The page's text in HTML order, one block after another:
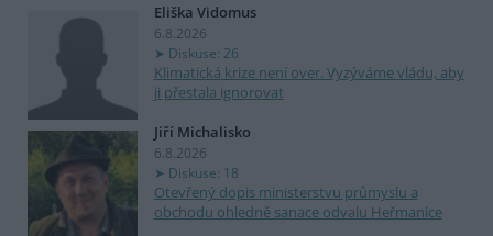
Eliška Vidomus
6.8.2026
Diskuse: 26
Klimatická krize není over. Vyzýváme vládu, aby
ji přestala ignorovat
Jiří Michalisko
6.8.2026
Diskuse: 18
Otevřený dopis ministerstvu průmyslu a
obchodu ohledně sanace odvalu Heřmanice